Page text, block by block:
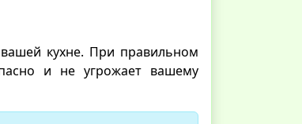
кухне. При правильном
и не угрожает вашему